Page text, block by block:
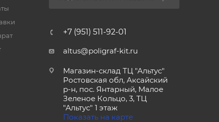
+7 (951) 511-92-01
altus@poligraf-kit.ru
Магазин-склад ТЦ "Альтус"
Ростовская обл, Аксайский
р-н, пос. Янтарный, Малое
Зеленое Кольцо, 3, ТЦ
"Альтус" 1 этаж
Показать на карте